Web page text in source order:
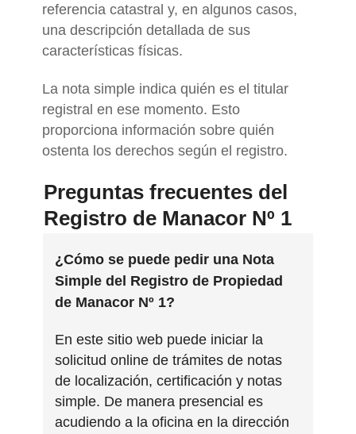
referencia catastral y, en algunos casos,
una descripción detallada de sus
características físicas.
La nota simple indica quién es el titular
registral en ese momento. Esto
proporciona información sobre quién
ostenta los derechos según el registro.
Preguntas frecuentes del
Registro de Manacor Nº 1
¿Cómo se puede pedir una Nota
Simple del Registro de Propiedad
de Manacor Nº 1?
En este sitio web puede iniciar la
solicitud online de trámites de notas
de localización, certificación y notas
simple. De manera presencial es
acudiendo a la oficina en la dirección